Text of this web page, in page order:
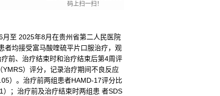
码上扫一扫！
至 2025年8月在贵州省第二人民医院
者均接受富马酸喹硫平片口服治疗，观
前、治疗结束时和治疗结束后第4周评
）评分，记录治疗期间不良反应
）。治疗前两组患者HAMD-17评分比
；治疗前及治疗结束时两组患 者SDS